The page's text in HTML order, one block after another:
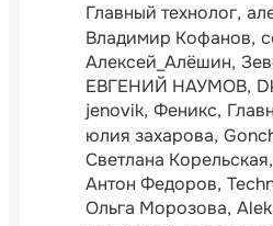
Главный технолог
Владимир Кофанов
Алексей_Алёшин
ЕВГЕНИЙ НАУМОВ
jenovik Феникс
юлия захарова
Светлана Корельская
Антон Федоров
Ольга Морозова